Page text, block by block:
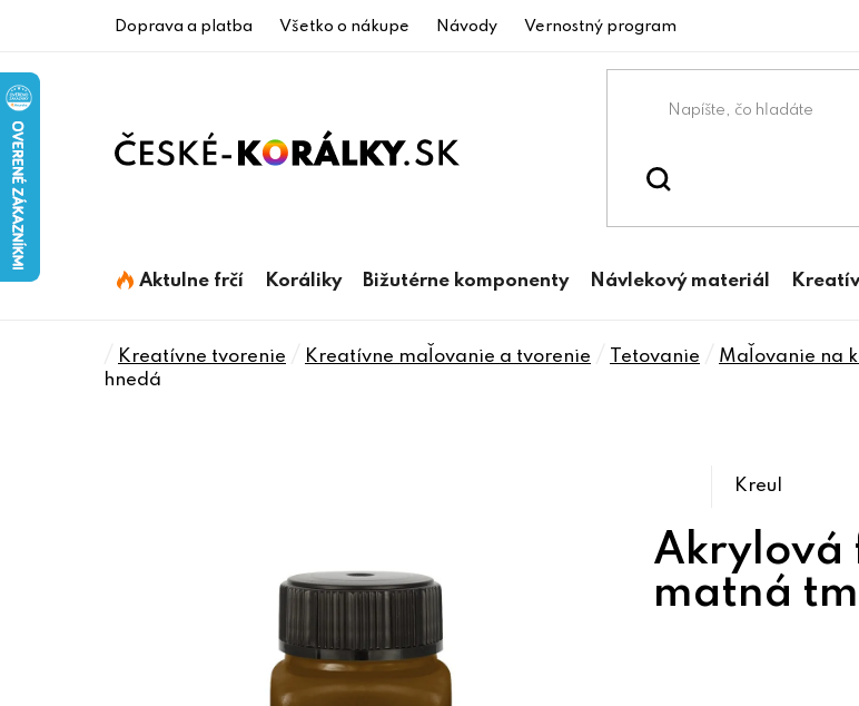
Doprava a platba Všetko o nákupe Návody Vernostný program
Aktulne frčí Koráliky Bižutérne komponenty Návlekový materiál
Domov
Kreatívne tvorenie Kreatívne maľovanie a tvorenie Tetovanie Maľovanie na
hnedá
Akrylová
matná
Kreul